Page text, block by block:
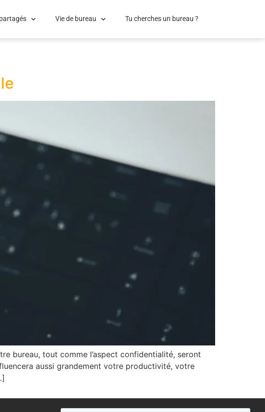
Vie de bureau Tu cherches un bureau ?
bureau, tout comme l’aspect confidentialité, seront
aussi grandement votre productivité, votre